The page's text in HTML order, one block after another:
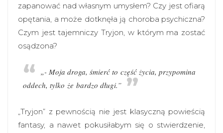
zapanować nad własnym umysłem? Czy jest ofiarą
opętania, a może dotknęła ją choroba psychiczna?
Czym jest tajemniczy Tryjon, w którym ma zostać
osądzona?
„- Moja droga, śmierć to część życia, przypomina
oddech, tylko że bardzo długi.”
„Tryjon” z pewnością nie jest klasyczną powieścią
fantasy, a nawet pokusiłabym się o stwierdzenie,